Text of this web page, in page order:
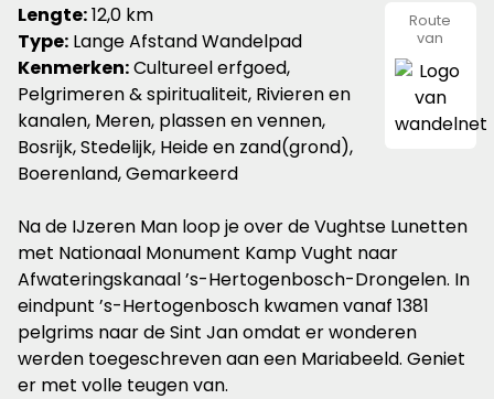
Lengte:12,0 km
Type: Lange Afstand Wandelpad
Kenmerken:Cultureel erfgoed,
Pelgrimeren & spiritualiteit, Rivieren en
kanalen, Meren, plassen en vennen,
Bosrijk, Stedelijk, Heide en zand(grond),
Boerenland, Gemarkeerd
Route
van
Na de IJzeren Man loop je over de Vughtse Lunetten
met Nationaal Monument Kamp Vught naar
Afwateringskanaal ’s-Hertogenbosch-Drongelen. In
eindpunt ’s-Hertogenbosch kwamen vanaf 1381
pelgrims naar de Sint Jan omdat er wonderen
werden toegeschreven aan een Mariabeeld. Geniet
er met volle teugen van.